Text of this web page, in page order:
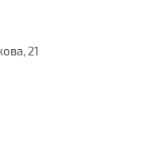
21